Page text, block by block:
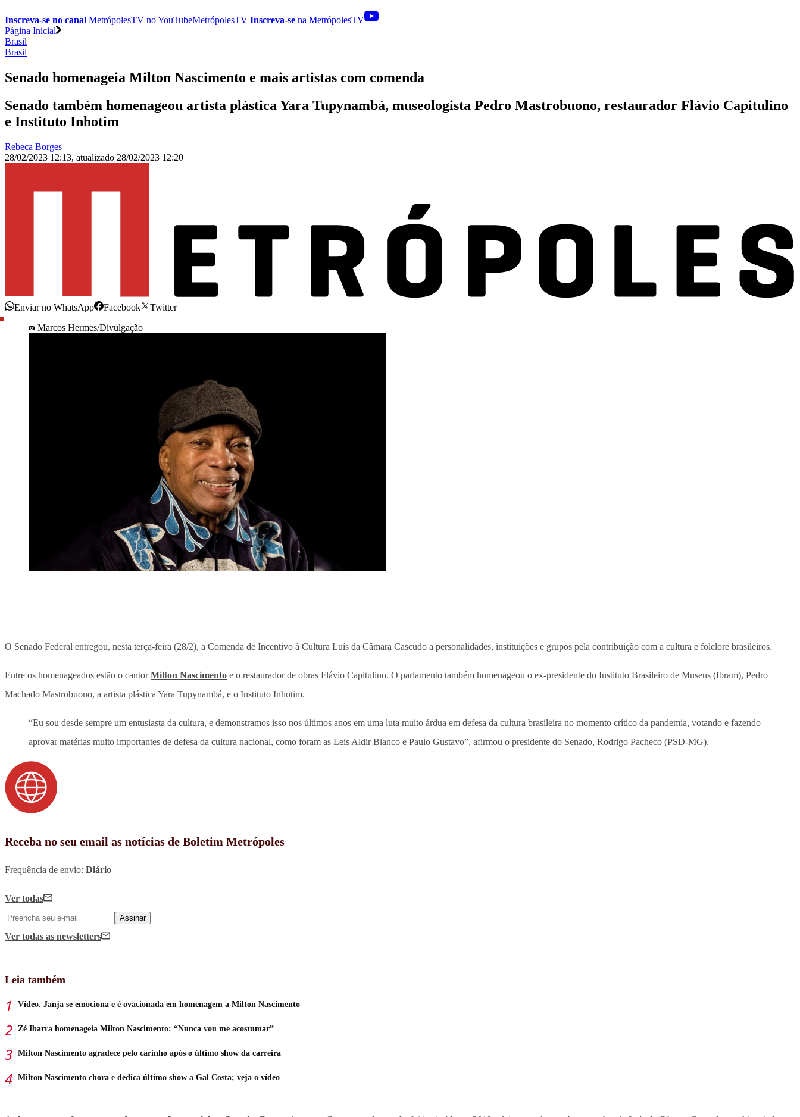
Inscreva-se no canal MetrópolesTV noYouTubeMetrópolesTV Inscreva-se na MetrópolesTV
Página Inicial
Brasil
Brasil
Senado homenageia Milton Nascimento e mais artistas com comenda
Senado também homenageou artista plástica Yara Tupynambá, museologista Pedro Mastrobuono, restaurador Flávio Capitulino
e Instituto Inhotim
Rebeca Borges
28/02/2023 12:13, atualizado 28/02/2023 12:20
Enviar no WhatsApp Facebook
Twitter
Marcos Hermes/Divulgação
O Senado Federal entregou, nesta terça-feira (28/2), a Comenda de Incentivo à Cultura Luís da Câmara Cascudo a personalidades, instituições e grupos pela contribuição com a cultura e folclore brasileiros.
Entre os homenageados estão o cantorMilton Nascimento e o restaurador de obras Flávio Capitulino. O parlamento também homenageou o ex-presidente do Instituto Brasileiro de Museus (Ibram), Pedro
Machado Mastrobuono, a artista plástica Yara Tupynambá, e o Instituto Inhotim.
“Eu sou desde sempre um entusiasta da cultura, e demonstramos isso nos últimos anos em uma luta muito árdua em defesa da cultura brasileira no momento crítico da pandemia, votando e fazendo
aprovar matérias muito importantes de defesa da cultura nacional, como foram as Leis Aldir Blanco e Paulo Gustavo”, afirmou o presidente do Senado, Rodrigo Pacheco (PSD-MG).
Receba no seu email as notícias de Boletim Metrópoles
Frequência de envio: Diário
Ver todas
Assinar
Ver todas as newsletters
Leia também
Vídeo. Janja se emociona e é ovacionada em homenagem a Milton Nascimento
Zé Ibarra homenageia Milton Nascimento: “Nunca vou me acostumar”
Milton Nascimento agradece pelo carinho após o último show da carreira
Milton Nascimento chora e dedica último show a Gal Costa; veja o vídeo